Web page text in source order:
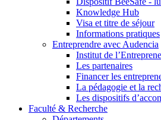
Knowledge Hub
Visa et titre de séjour
Informations pratiques
Entreprendre avec Audencia
Institut de
Les partenaires
Financer les
La pédagogie et la
Les dispositifs
Faculté & Recherche